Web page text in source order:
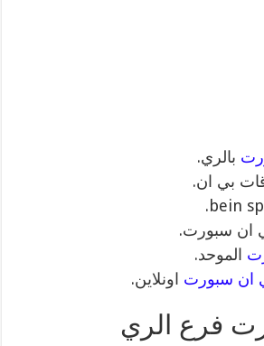
بالري.
بي ان.
ان سبورت.
الموحد.
ان سبورت اونلاين.
فرع الري